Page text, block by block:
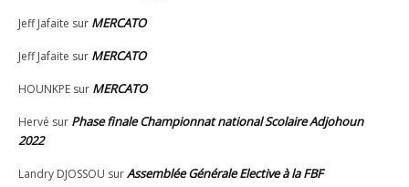
Jeff Jafaite sur MERCATO
Jeff Jafaite sur MERCATO
HOUNKPE sur MERCATO
Hervé sur Phase finale Championnat national Scolaire Adjohoun
2022
Landry DJOSSOU surAssemblée Générale Elective à la FBF